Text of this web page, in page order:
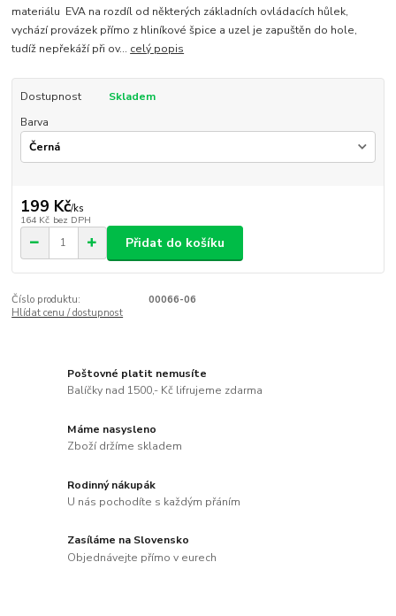
materiálu EVA na rozdíl od některých základních ovládacích hůlek,
vychází provázek přímo z hliníkové špice a uzel je zapuštěn do hole,
tudíž nepřekáží při ov... celý popis
Dostupnost
Skladem
Barva
199 Kč/ks
164 Kč bez DPH
Přidat do košíku
Číslo produktu:
00066-06
Hlídat cenu / dostupnost
Poštovné platit nemusíte
Balíčky nad 1500,- Kč lifrujeme zdarma
Máme nasysleno
Zboží držíme skladem
Rodinný nákupák
U nás pochodíte s každým přáním
Zasíláme na Slovensko
Objednávejte přímo v eurech